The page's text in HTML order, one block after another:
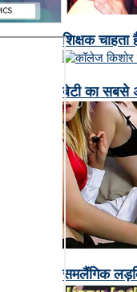
शिक्षक चाहता
बेटी का सबसे
समलैंगिक